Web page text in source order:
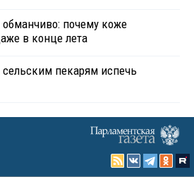
обманчиво: почему коже
в конце лета
сельским пекарям испечь